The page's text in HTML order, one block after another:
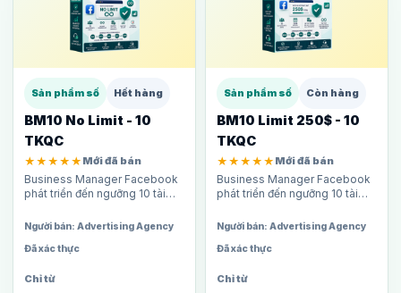
Sản phẩm số Hết hàng
BM10 No Limit - 10
TKQC
★★★★★ Mới đã bán
Business Manager Facebook
phát triển đến ngưỡng 10 tài
hạn chi tiêu ngày. Phù hợp cho
agency và media buyer cần…
Người bán: Advertising Agency
Đã xác thực
Sản phẩm số Còn hàng
BM10 Limit 250$ - 10
TKQC
★★★★★ Mới đã bán
Business Manager Facebook
phát triển đến ngưỡng 10 tài
tiêu 250$/ngày mỗi TKQC. Phù
hợp cho agency và media
buyer…
Người bán: Advertising Agency
Đã xác thực